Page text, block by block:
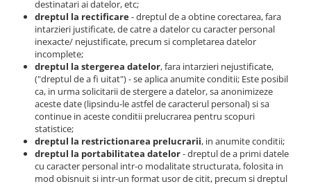
destinatari ai datelor, etc;
dreptul la rectificare- dreptul de a obtine corectarea, fara
intarzieri justificate, de catre a datelor cu caracter personal
inexacte/ nejustificate, precum si completarea datelor
incomplete;
dreptul la stergerea datelor, fara intarzieri nejustificate,
("dreptul de a fi uitat") - se aplica anumite conditii; Este posibil
ca, in urma solicitarii de stergere a datelor, sa anonimizeze
aceste date (lipsindu-le astfel de caracterul personal) si sa
continue in aceste conditii prelucrarea pentru scopuri
statistice;
dreptul la restrictionarea prelucrarii, in anumite conditii;
dreptul la portabilitatea datelor- dreptul de a primi datele
cu caracter personal intr-o modalitate structurata, folosita in
mod obisnuit si intr-un format usor de citit, precum si dreptul